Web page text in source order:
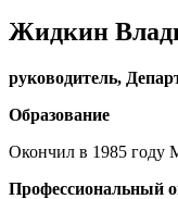
Жидкин
руководитель,
Образование
Окончил в 1985 году
Профессиональный